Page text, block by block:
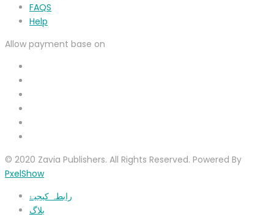
FAQS
Help
Allow payment base on
© 2020 Zavia Publishers. All Rights Reserved. Powered By
PxelShow
رابطہ کیجیۓ
بلاگ